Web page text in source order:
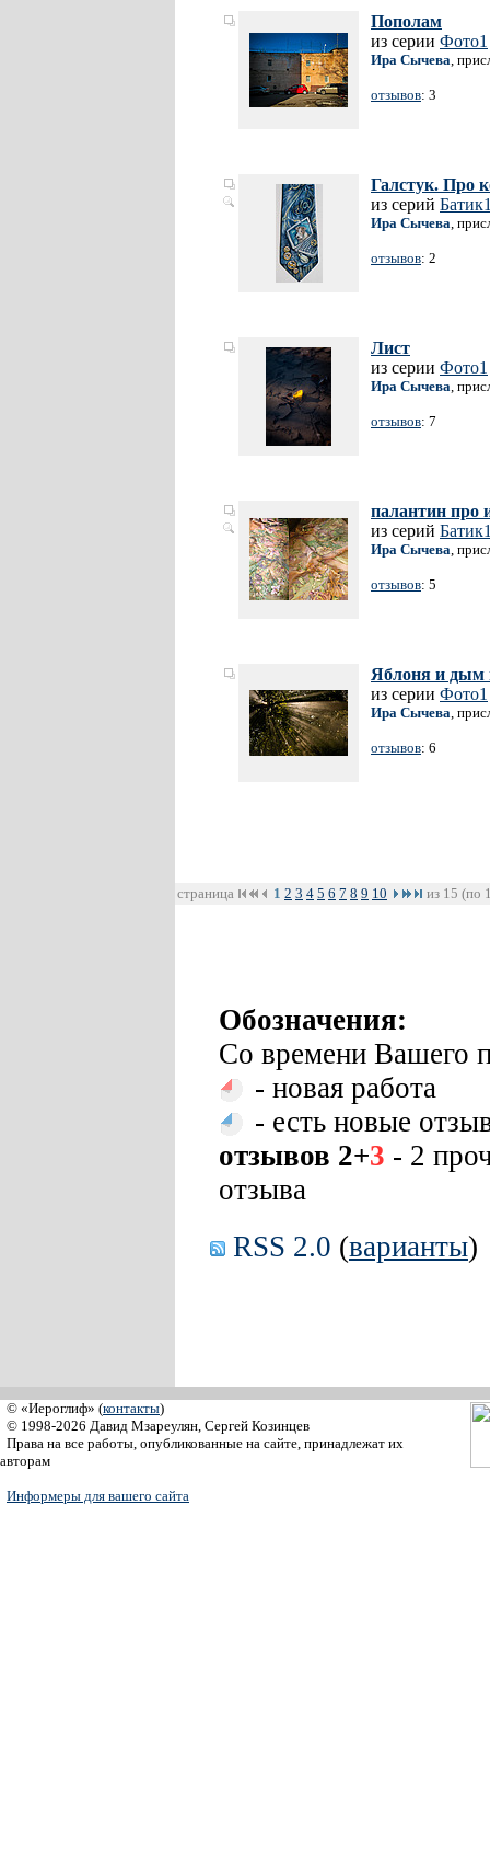
Пополам
из серии Фото1
Ира Сычева,
отзывов: 3
Галстук. Про
из серий
Ира Сычева,
отзывов: 2
Лист
из серии Фото1
Ира Сычева,
отзывов: 7
палантин про
из серий
Ира Сычева,
отзывов: 5
Яблоня и дым
из серии Фото1
Ира Сычева,
отзывов: 6
страница 1 2 3 4 5 6 7 8 9 10 из 15 (по
Обозначения:
Со времени Вашего
- новая работа
- есть новые
отзывов 2+3 - 2
отзыва
RSS 2.0 (варианты)
© «Иероглиф» (контакты)
© 1998-2026 Давид Мзареулян, Сергей Козинцев
Права на все работы, опубликованные на сайте, принадлежат их
авторам
Информеры для вашего сайта